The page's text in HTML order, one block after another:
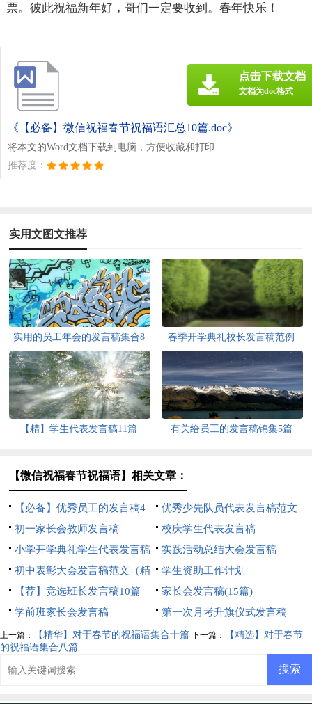
票。彼此祝福新年好，哥们一定要收到。春年快乐！
《【必备】微信祝福春节祝福语汇总10篇.doc》
将本文的Word文档下载到电脑，方便收藏和打印
推荐度：
点击下载文档
文档为doc格式
实用文图文推荐
实用的员工年会的发言稿集合8
篇
春季开学典礼校长发言稿范例
【精】学生代表发言稿11篇 有关给员工的发言稿锦集5篇
【微信祝福春节祝福语】相关文章：
【必备】优秀员工的发言稿4
篇
优秀少先队员代表发言稿范文
初一家长会教师发言稿
校庆学生代表发言稿
小学开学典礼学生代表发言稿
范文（通用7篇）
实践活动总结大会发言稿
初中表彰大会发言稿范文（精
选9篇）
学生资助工作计划
【荐】竞选班长发言稿10篇
家长会发言稿(15篇)
学前班家长会发言稿
第一次月考升旗仪式发言稿
上一篇： 【精华】对于春节的祝福语集合十篇 下一篇：
【精选】对于春节
的祝福语集合八篇